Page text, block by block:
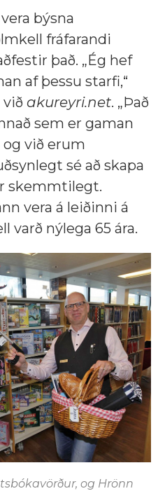
býsna
fráfarandi
það. „Ég hef
af þessu starfi,“
akureyri.net. „Það
sem er gaman
við erum
sé að skapa
skemmtilegt.
vera á leiðinni á
varð nýlega 65 ára.
og Hrönn